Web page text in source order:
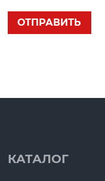
КАТАЛОГ